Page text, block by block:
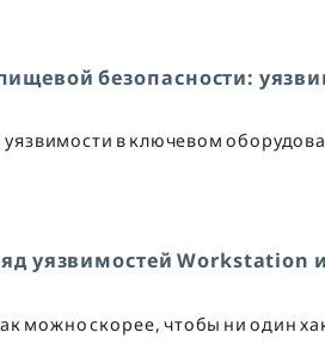
безопасности:
в ключевом
уязвимостей Workstation
можно скорее, чтобы ни один